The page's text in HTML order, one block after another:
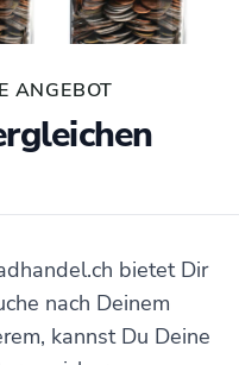
ANGEBOT
bietet Dir
nach Deinem
kannst Du Deine